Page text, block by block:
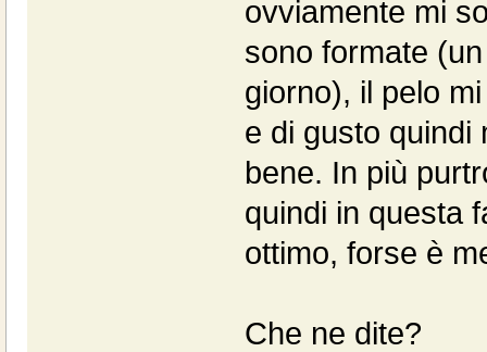
ovviamente mi
sono formate
giorno), il pelo
e di gusto quindi
bene. In più
quindi in questa
ottimo, forse è
Che ne dite?